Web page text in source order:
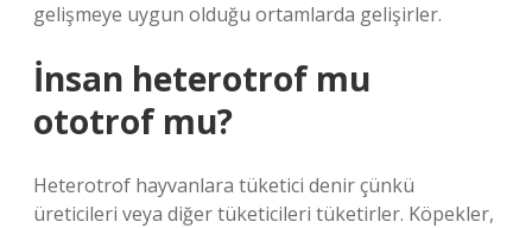
gelişmeye uygun olduğu ortamlarda gelişirler.
İnsan heterotrof mu
ototrof mu?
Heterotrof hayvanlara tüketici denir çünkü
üreticileri veya diğer tüketicileri tüketirler. Köpekler,